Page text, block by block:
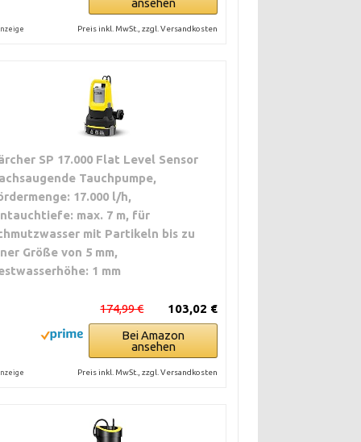
ansehen
Preis inkl. MwSt., zzgl. Versandkosten
SP 17.000 Flat Level Sensor
Tauchpumpe,
17.000 l/h,
max. 7 m, für
mit Partikeln bis zu
Größe von 5 mm,
1 mm
103,02 €
174,99 €
Bei Amazon
ansehen
Preis inkl. MwSt., zzgl. Versandkosten